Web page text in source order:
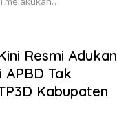
Resmi Adukan
Tak
Kabupaten